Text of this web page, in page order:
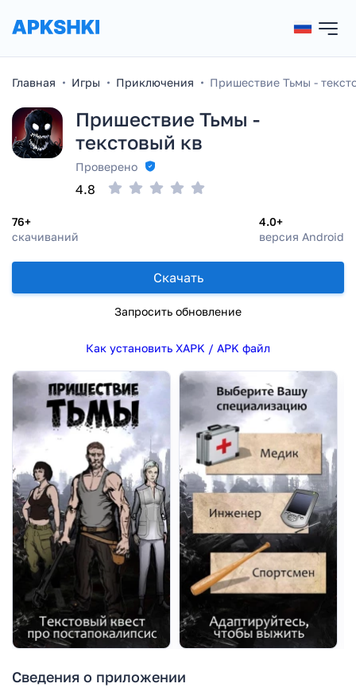
Главная Игры Приключения Пришествие Тьмы -
Пришествие Тьмы -
текстовый кв
Проверено
76+
скачиваний
4.0+
версия Android
4.8
Скачать
Запросить обновление
Как установить XAPK / APK файл
Сведения о приложении